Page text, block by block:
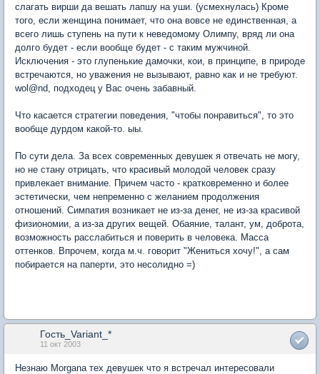
слагать вирши да вешать лапшу на уши. (усмехнулась) Кроме
того, если женщина понимает, что она вовсе не единственная, а
всего лишь ступень на пути к неведомому Олимпу, вряд ли она
долго будет - если вообще будет - с таким мужчиной.
Исключения - это глупенькие дамочки, кои, в принципе, в природе
встречаются, но уважения не вызывают, равно как и не требуют.
wol@nd, подходец у Вас очень забавный.
Что касается стратегии поведения, "чтобы понравиться", то это
вообще дурдом какой-то. ыы.
По сути дела. За всех современных девушек я отвечать не могу,
но не стану отрицать, что красивый молодой человек сразу
привлекает внимание. Причем часто - кратковременно и более
эстетически, чем непременно с желанием продолжения
отношений. Симпатия возникает не из-за денег, не из-за красивой
физиономии, а из-за других вещей. Обаяние, талант, ум, доброта,
возможность расслабиться и поверить в человека. Масса
оттенков. Впрочем, когда м.ч. говорит "Жениться хочу!", а сам
побирается на паперти, это несолидно =)
Гость_Variant_*
11 окт 2003
Незнаю Morgana тех девушек что я встречал интересовали